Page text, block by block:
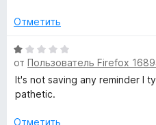
о
а
1
и
з
Отметить
О
ц
е
н
н
от Пользователь Firefox
It's not saving any reminder I
pathetic.
Отметить